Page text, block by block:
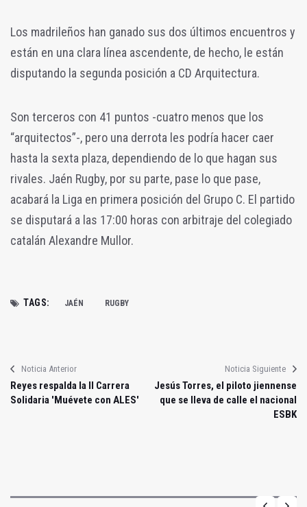
Los madrileños han ganado sus dos últimos encuentros y
están en una clara línea ascendente, de hecho, le están
disputando la segunda posición a CD Arquitectura.
Son terceros con 41 puntos -cuatro menos que los
“arquitectos”-, pero una derrota les podría hacer caer
hasta la sexta plaza, dependiendo de lo que hagan sus
rivales. Jaén Rugby, por su parte, pase lo que pase,
acabará la Liga en primera posición del Grupo C. El partido
se disputará a las 17:00 horas con arbitraje del colegiado
catalán Alexandre Mullor.
TAGS: JAÉN RUGBY
Noticia Anterior
Reyes respalda la II Carrera
Solidaria 'Muévete con ALES'
Noticia Siguiente
Jesús Torres, el piloto jiennense
que se lleva de calle el nacional
ESBK